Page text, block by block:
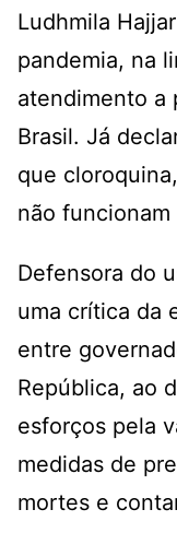
Ludhmila
pandemia, na
atendimento a
Brasil. Já
que
não
Defensora do
uma crítica da
entre
República, ao
esforços pela
medidas de
mortes e